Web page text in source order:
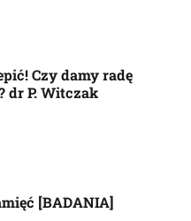
Czy damy radę
dr P. Witczak
[BADANIA]